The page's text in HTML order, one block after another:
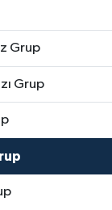
Grup
Grup